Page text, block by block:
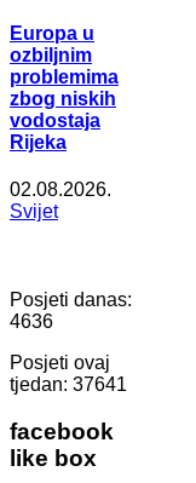
Europa u
ozbiljnim
problemima
zbog niskih
vodostaja
Rijeka
02.08.2026.
Svijet
Posjeti danas:
4636
Posjeti ovaj
tjedan: 37641
facebook
like box